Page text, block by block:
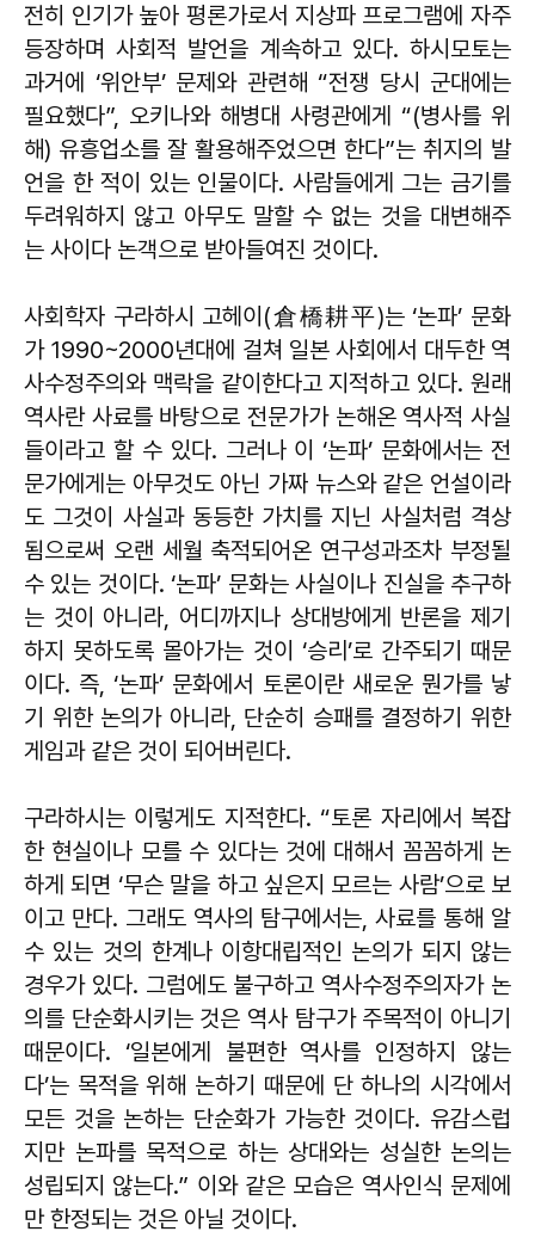
전히 인기가 높아 평론가로서 지상파 프로그램에 자주
등장하며 사회적 발언을 계속하고 있다. 하시모토는
과거에 ‘위안부’ 문제와 관련해 “전쟁 당시 군대에는
필요했다”, 오키나와 해병대 사령관에게 “(병사를 위
해) 유흥업소를 잘 활용해주었으면 한다”는 취지의 발
언을 한 적이 있는 인물이다. 사람들에게 그는 금기를
두려워하지 않고 아무도 말할 수 없는 것을 대변해주
는 사이다 논객으로 받아들여진 것이다.
사회학자 구라하시 고헤이(倉橋耕平)는 ‘논파’ 문화
가 1990~2000년대에 걸쳐 일본 사회에서 대두한 역
사수정주의와 맥락을 같이한다고 지적하고 있다. 원래
역사란 사료를 바탕으로 전문가가 논해온 역사적 사실
들이라고 할 수 있다. 그러나 이 ‘논파’ 문화에서는 전
문가에게는 아무것도 아닌 가짜 뉴스와 같은 언설이라
도 그것이 사실과 동등한 가치를 지닌 사실처럼 격상
됨으로써 오랜 세월 축적되어온 연구성과조차 부정될
수 있는 것이다. ‘논파’ 문화는 사실이나 진실을 추구하
는 것이 아니라, 어디까지나 상대방에게 반론을 제기
하지 못하도록 몰아가는 것이 ‘승리’로 간주되기 때문
이다. 즉, ‘논파’ 문화에서 토론이란 새로운 뭔가를 낳
기 위한 논의가 아니라, 단순히 승패를 결정하기 위한
게임과 같은 것이 되어버린다.
구라하시는 이렇게도 지적한다. “토론 자리에서 복잡
한 현실이나 모를 수 있다는 것에 대해서 꼼꼼하게 논
하게 되면 ‘무슨 말을 하고 싶은지 모르는 사람’으로 보
이고 만다. 그래도 역사의 탐구에서는, 사료를 통해 알
수 있는 것의 한계나 이항대립적인 논의가 되지 않는
경우가 있다. 그럼에도 불구하고 역사수정주의자가 논
의를 단순화시키는 것은 역사 탐구가 주목적이 아니기
때문이다. ‘일본에게 불편한 역사를 인정하지 않는
다’는 목적을 위해 논하기 때문에 단 하나의 시각에서
모든 것을 논하는 단순화가 가능한 것이다. 유감스럽
지만 논파를 목적으로 하는 상대와는 성실한 논의는
성립되지 않는다.” 이와 같은 모습은 역사인식 문제에
만 한정되는 것은 아닐 것이다.